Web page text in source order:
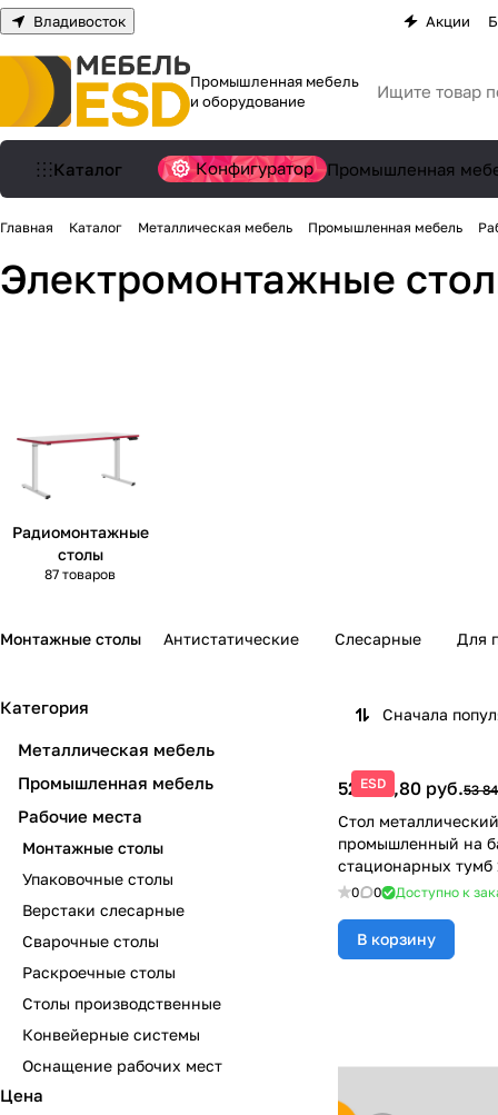
Владивосток Акции
Промышленная мебель
и оборудование
Каталог Конфигуратор Промышленная
Главная Каталог Металлическая мебель Промышленная мебель
Электромонтажные
Радиомонтажные
столы
87 товаров
Монтажные столы Антистатические Слесарные Для
Сначала
ESD
52 224,80 руб.53
Стол металлический
промышленный на
стационарных
СП-1500Т1Т1
0 0 Доступно к
В корзину
Категория
Металлическая мебель
Промышленная мебель
Рабочие места
Монтажные столы
Упаковочные столы
Верстаки слесарные
Сварочные столы
Раскроечные столы
Столы производственные
Конвейерные системы
Оснащение рабочих мест
Цена